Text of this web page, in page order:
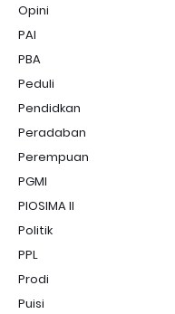
Opini
PAI
PBA
Peduli
Pendidkan
Peradaban
Perempuan
PGMI
PIOSIMA II
Politik
PPL
Prodi
Puisi